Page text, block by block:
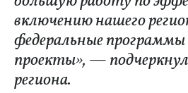
включению нашего
федеральные
проекты», —
региона.